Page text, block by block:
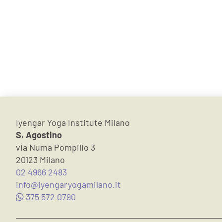
Iyengar Yoga Institute Milano
S. Agostino
via Numa Pompilio 3
20123 Milano
02 4966 2483
info@iyengaryogamilano.it
375 572 0790